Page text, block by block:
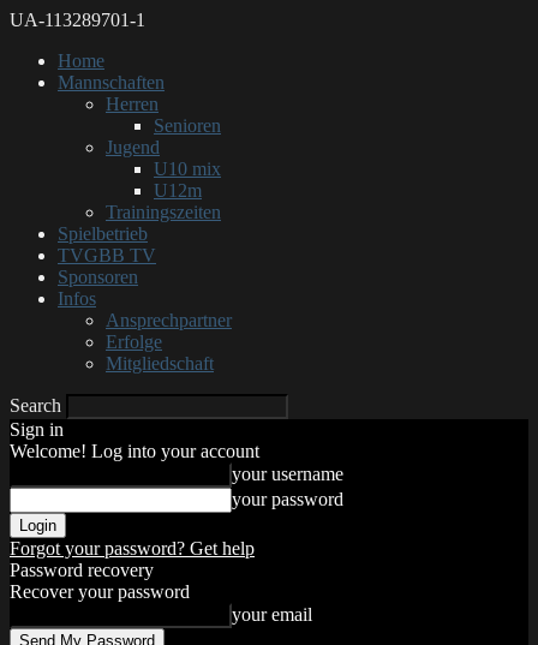
UA-113289701-1
Home
Mannschaften
Herren
Senioren
Jugend
U10 mix
U12m
Trainingszeiten
Spielbetrieb
TVGBB TV
Sponsoren
Infos
Ansprechpartner
Erfolge
Mitgliedschaft
Search
Sign in
Welcome! Log into your account
your username
your password
Forgot your password? Get help
Password recovery
Recover your password
your email